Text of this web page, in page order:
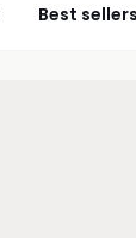
Best sellers